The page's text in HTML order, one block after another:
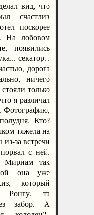
вид, что
счастлив
поскорее
На лобовом
появились
секатор...
дорога
ничего
только
я различал
Фотографию,
Кто?
тяжела на
за встречи
с ней.
Мириам так
она уже
который
Ронгу, та
забор. А